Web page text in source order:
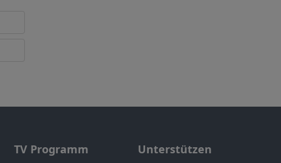
TV Programm Unterstützen